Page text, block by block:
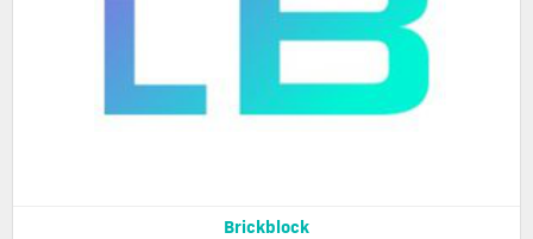
Brickblock